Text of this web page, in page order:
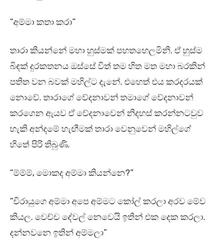
“අම්මා කතා කරා”
තාරා කියන්නේ මහා හුස්මක් පහතහෙලමිනි. ඒ හුස්ම
බිඳක් දුරකතනය ඔස්සේ විත් තම හිත මත මහා බරකින්
පතිත වන බවක් මහිල්ට දැනේ. එහෙත් එය කරදරයක්
නොවේ. තාරාගේ වේදනාවන් තමාගේ වේදනාවන්
කරගෙන ඇයව ඒ වේදනාවෙන් නිදහස් කරන්නටවුව
හැකි අන්දමේ හැඟීමක් තාරා වෙනුවෙන් මහිල්ගේ
හිතේ පිරි තිබුණි.
“ම්ම්ම්, මොකද අම්මා කියන්නෙ?”
“චිරායුගෙ අම්මා අපෙ අම්මට කෝල් කරලා අරව මේව
කියල. වෙච්ච දේවල් නෙවෙයි ඉතින් එක දෙක කරලා.
දන්නවනෙ ඉතින් අම්මලා”